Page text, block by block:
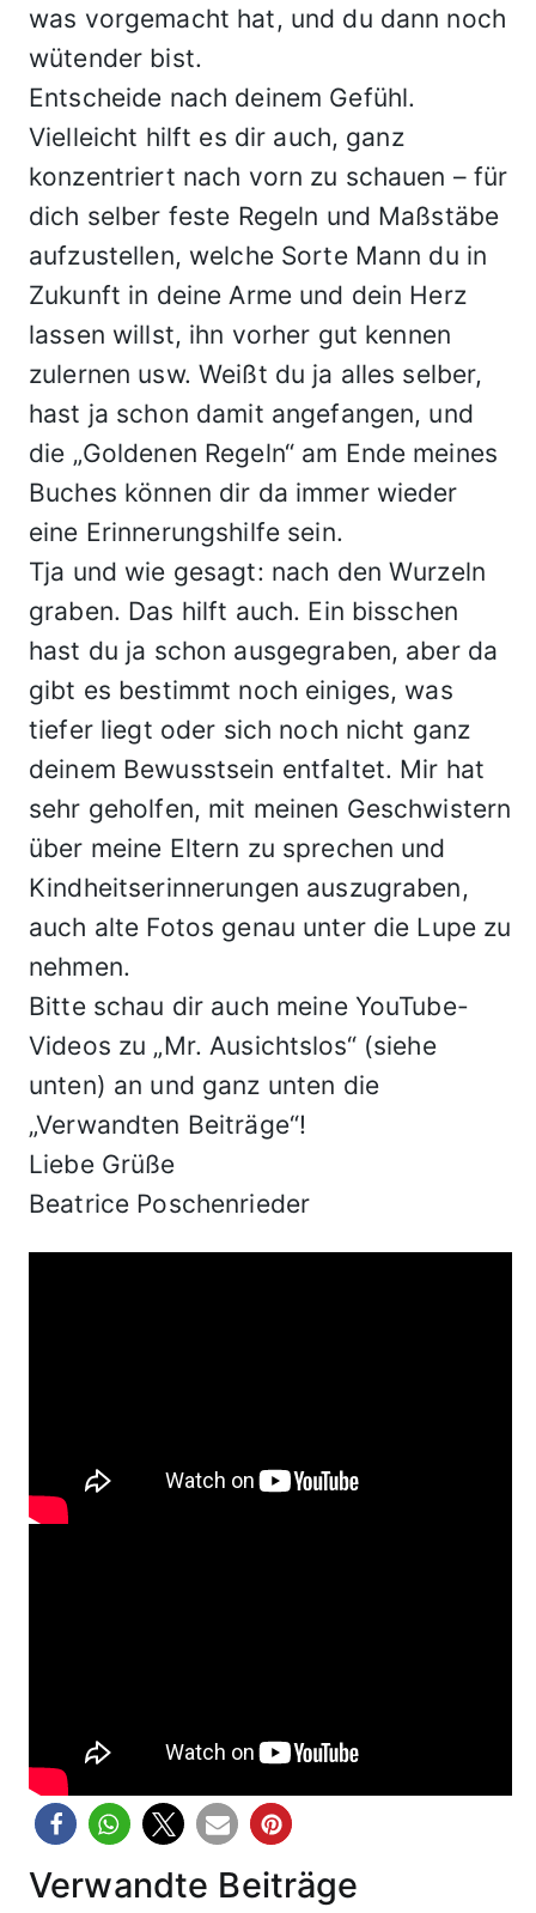
was vorgemacht hat, und du dann noch
wütender bist.
Entscheide nach deinem Gefühl.
Vielleicht hilft es dir auch, ganz
konzentriert nach vorn zu schauen – für
dich selber feste Regeln und Maßstäbe
aufzustellen, welche Sorte Mann du in
Zukunft in deine Arme und dein Herz
lassen willst, ihn vorher gut kennen
zulernen usw. Weißt du ja alles selber,
hast ja schon damit angefangen, und
die „Goldenen Regeln“ am Ende meines
Buches können dir da immer wieder
eine Erinnerungshilfe sein.
Tja und wie gesagt: nach den Wurzeln
graben. Das hilft auch. Ein bisschen
hast du ja schon ausgegraben, aber da
gibt es bestimmt noch einiges, was
tiefer liegt oder sich noch nicht ganz
deinem Bewusstsein entfaltet. Mir hat
sehr geholfen, mit meinen Geschwistern
über meine Eltern zu sprechen und
Kindheitserinnerungen auszugraben,
auch alte Fotos genau unter die Lupe zu
nehmen.
Bitte schau dir auch meine YouTube-
Videos zu „Mr. Ausichtslos“ (siehe
unten) an und ganz unten die
„Verwandten Beiträge“!
Liebe Grüße
Beatrice Poschenrieder
Verwandte Beiträge